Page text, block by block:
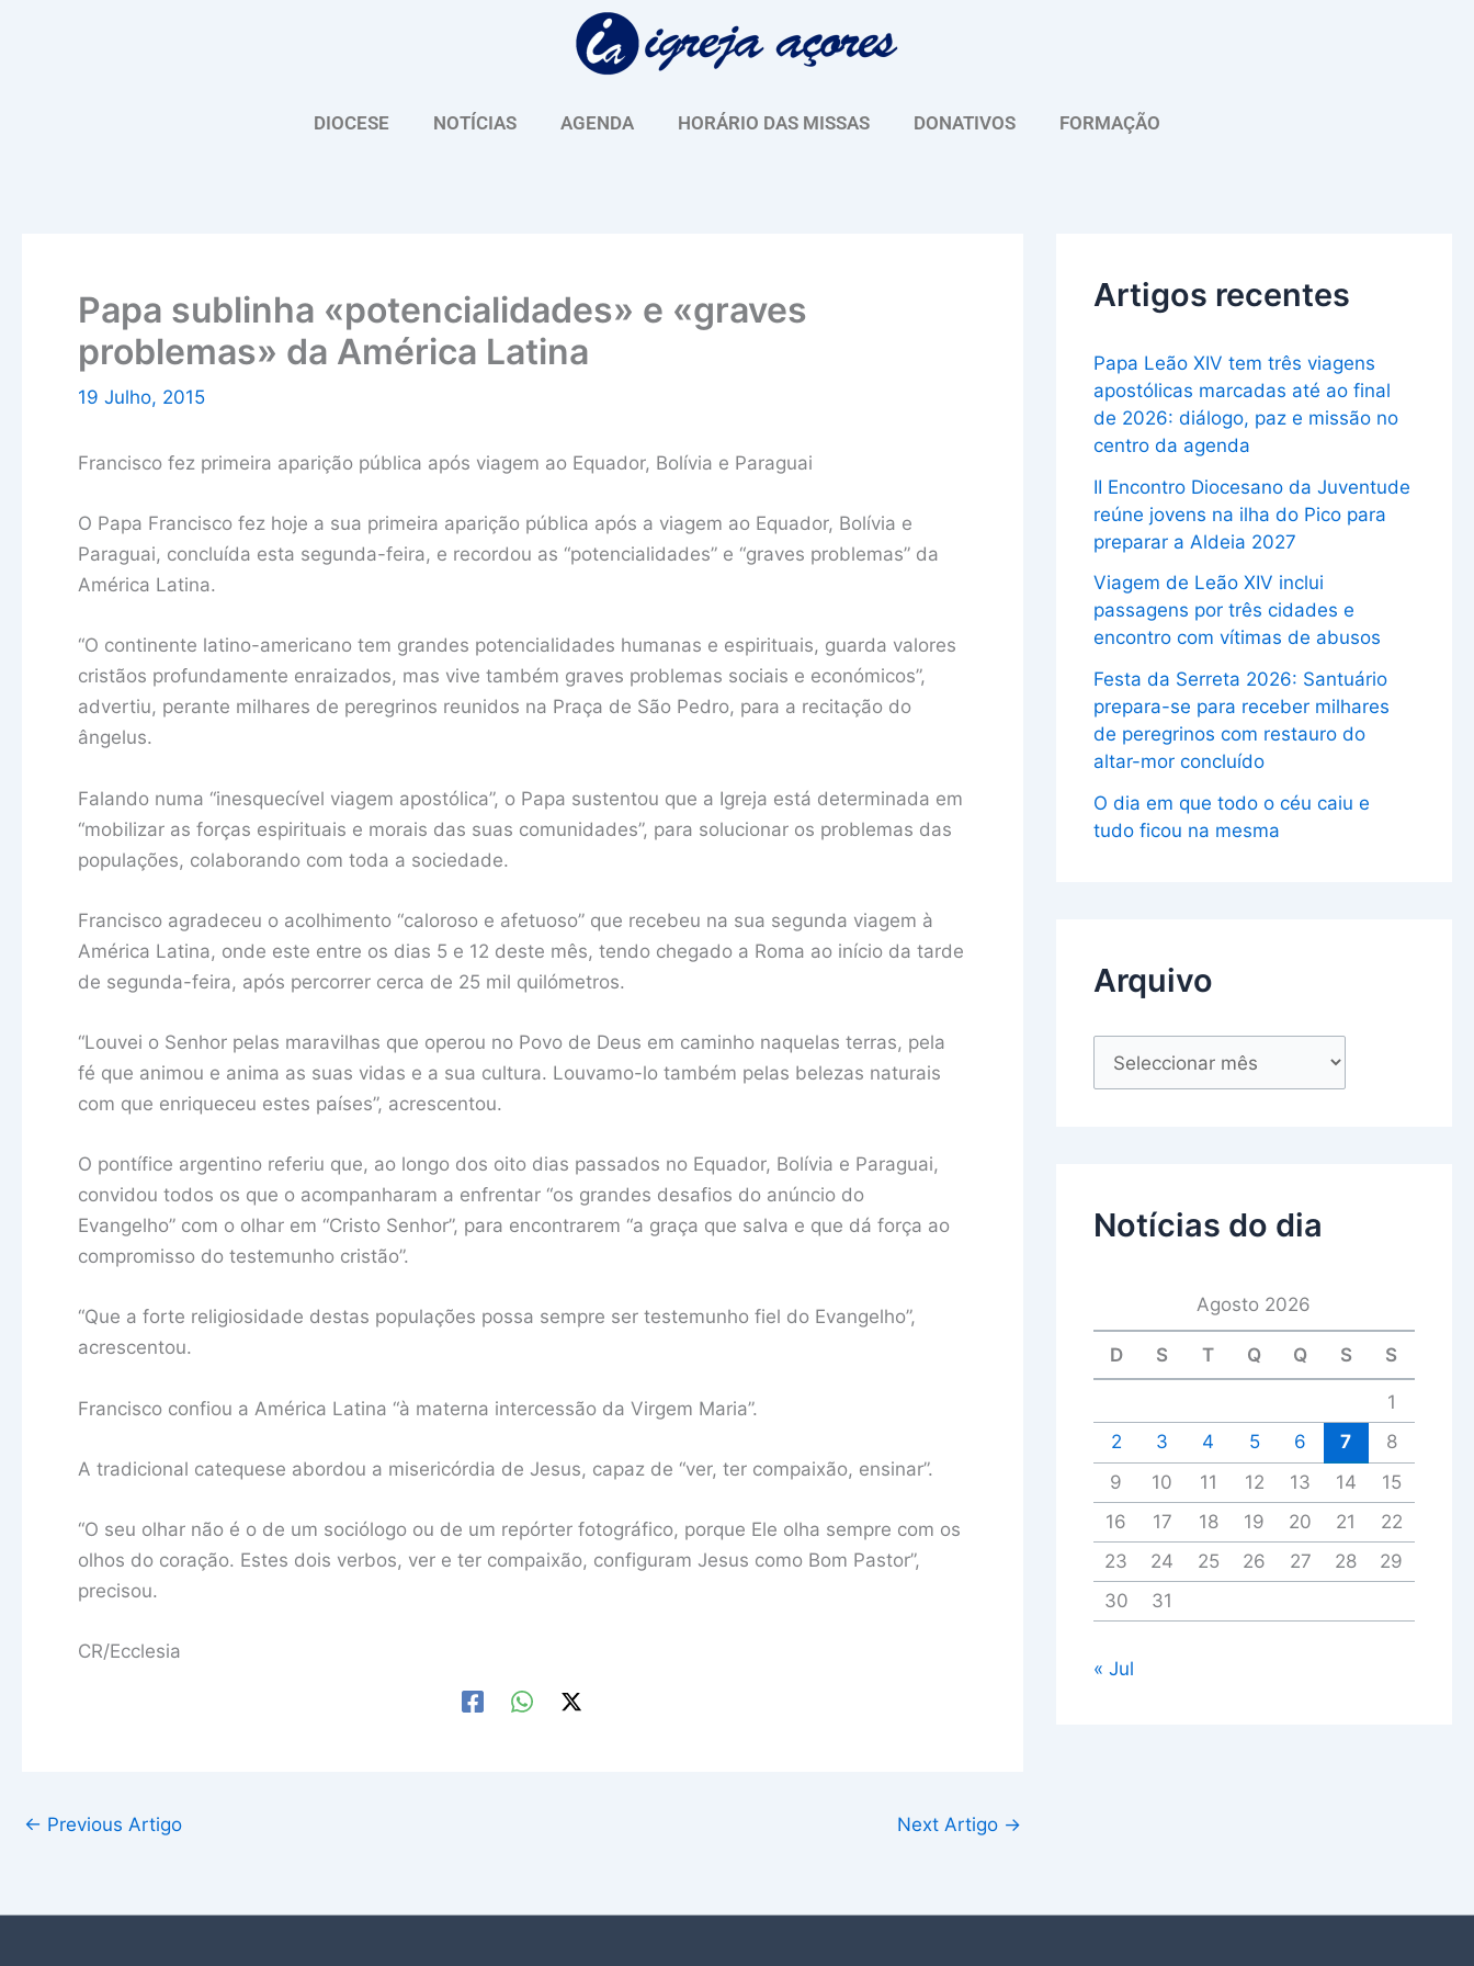
DIOCESE NOTÍCIAS AGENDA HORÁRIO DAS MISSAS DONATIVOS FORMAÇÃO
Papa sublinha «potencialidades» e «graves
problemas» da América Latina
19 Julho, 2015
Francisco fez primeira aparição pública após viagem ao Equador, Bolívia e Paraguai
O Papa Francisco fez hoje a sua primeira aparição pública após a viagem ao Equador, Bolívia e
Paraguai, concluída esta segunda-feira, e recordou as “potencialidades” e “graves problemas” da
América Latina.
“O continente latino-americano tem grandes potencialidades humanas e espirituais, guarda valores
cristãos profundamente enraizados, mas vive também graves problemas sociais e económicos”,
advertiu, perante milhares de peregrinos reunidos na Praça de São Pedro, para a recitação do
ângelus.
Falando numa “inesquecível viagem apostólica”, o Papa sustentou que a Igreja está determinada em
“mobilizar as forças espirituais e morais das suas comunidades”, para solucionar os problemas das
populações, colaborando com toda a sociedade.
Francisco agradeceu o acolhimento “caloroso e afetuoso” que recebeu na sua segunda viagem à
América Latina, onde este entre os dias 5 e 12 deste mês, tendo chegado a Roma ao início da tarde
de segunda-feira, após percorrer cerca de 25 mil quilómetros.
“Louvei o Senhor pelas maravilhas que operou no Povo de Deus em caminho naquelas terras, pela
fé que animou e anima as suas vidas e a sua cultura. Louvamo-lo também pelas belezas naturais
com que enriqueceu estes países”, acrescentou.
O pontífice argentino referiu que, ao longo dos oito dias passados no Equador, Bolívia e Paraguai,
convidou todos os que o acompanharam a enfrentar “os grandes desafios do anúncio do
Evangelho” com o olhar em “Cristo Senhor”, para encontrarem “a graça que salva e que dá força ao
compromisso do testemunho cristão”.
“Que a forte religiosidade destas populações possa sempre ser testemunho fiel do Evangelho”,
acrescentou.
Francisco confiou a América Latina “à materna intercessão da Virgem Maria”.
A tradicional catequese abordou a misericórdia de Jesus, capaz de “ver, ter compaixão, ensinar”.
“O seu olhar não é o de um sociólogo ou de um repórter fotográfico, porque Ele olha sempre com os
olhos do coração. Estes dois verbos, ver e ter compaixão, configuram Jesus como Bom Pastor”,
precisou.
CR/Ecclesia
← Previous Artigo Next Artigo →
Artigos recentes
Papa Leão XIV tem três viagens
apostólicas marcadas até ao final
de 2026: diálogo, paz e missão no
centro da agenda
II Encontro Diocesano da Juventude
reúne jovens na ilha do Pico para
preparar a Aldeia 2027
Viagem de Leão XIV inclui
passagens por três cidades e
encontro com vítimas de abusos
Festa da Serreta 2026: Santuário
prepara-se para receber milhares
de peregrinos com restauro do
altar-mor concluído
O dia em que todo o céu caiu e
tudo ficou na mesma
Arquivo
u
Notícias do dia
Agosto 2026
D S T Q Q S S
1
2
3 4 5 6 7
8
9
10 11 12 13 14
15
16
17 18 19 20 21
22
23
24 25 26 27 28
29
30
31
« Jul